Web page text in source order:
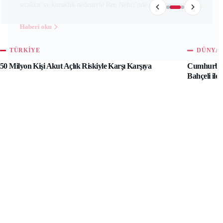
Yunanistan ve İtalya’da
TÜRKIYE
50 Milyon Kişi Akut Açlık Riskiyle Karşı Karşıya
DÜNYA
Bahçeli ile